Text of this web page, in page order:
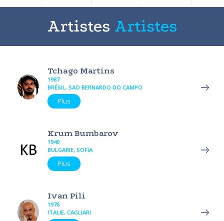
Artistes Artistes
Tchago Martins
1987
BRÉSIL, SAO BERNARDO DO CAMPO
Plus
Krum Bumbarov
1940
BULGARIE, SOFIA
Plus
Ivan Pili
1976
ITALIE, CAGLIARI